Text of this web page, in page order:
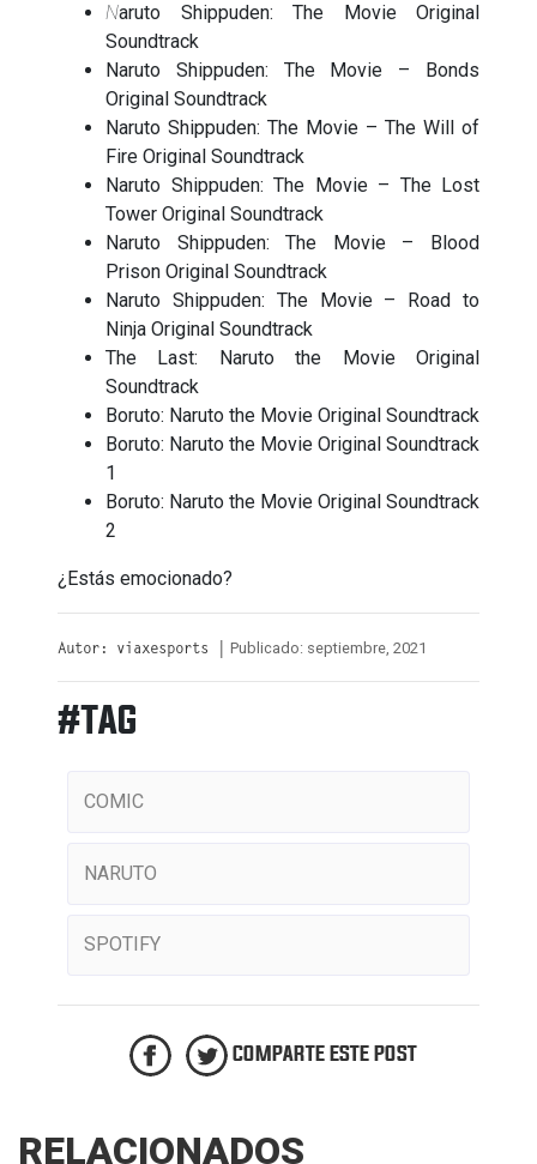
Naruto Shippuden: The Movie Original
Soundtrack
Naruto Shippuden: The Movie – Bonds
Original Soundtrack
Naruto Shippuden: The Movie – The Will of
Fire Original Soundtrack
Naruto Shippuden: The Movie – The Lost
Tower Original Soundtrack
Naruto Shippuden: The Movie – Blood
Prison Original Soundtrack
Naruto Shippuden: The Movie – Road to
Ninja Original Soundtrack
The Last: Naruto the Movie Original
Soundtrack
Boruto: Naruto the Movie Original Soundtrack
Boruto: Naruto the Movie Original Soundtrack
1
Boruto: Naruto the Movie Original Soundtrack
2
¿Estás emocionado?
Autor: viaxesports | Publicado: septiembre, 2021
#TAG
COMIC
NARUTO
SPOTIFY
COMPARTE ESTE POST
RELACIONADOS